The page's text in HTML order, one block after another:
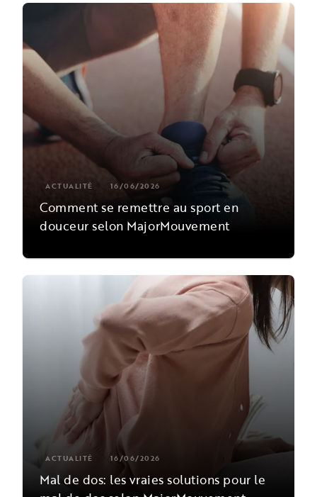
ACTUALITÉ 16/06/2026
Comment se remettre au sport en
douceur selon MajorMouvement
ACTUALITÉ 16/06/2026
Mal de dos: les vraies solutions pour le